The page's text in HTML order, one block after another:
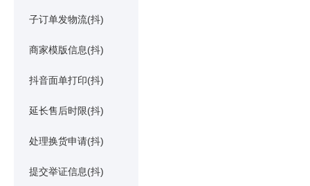
子订单发物流(抖)
商家模版信息(抖)
抖音面单打印(抖)
延长售后时限(抖)
处理换货申请(抖)
提交举证信息(抖)